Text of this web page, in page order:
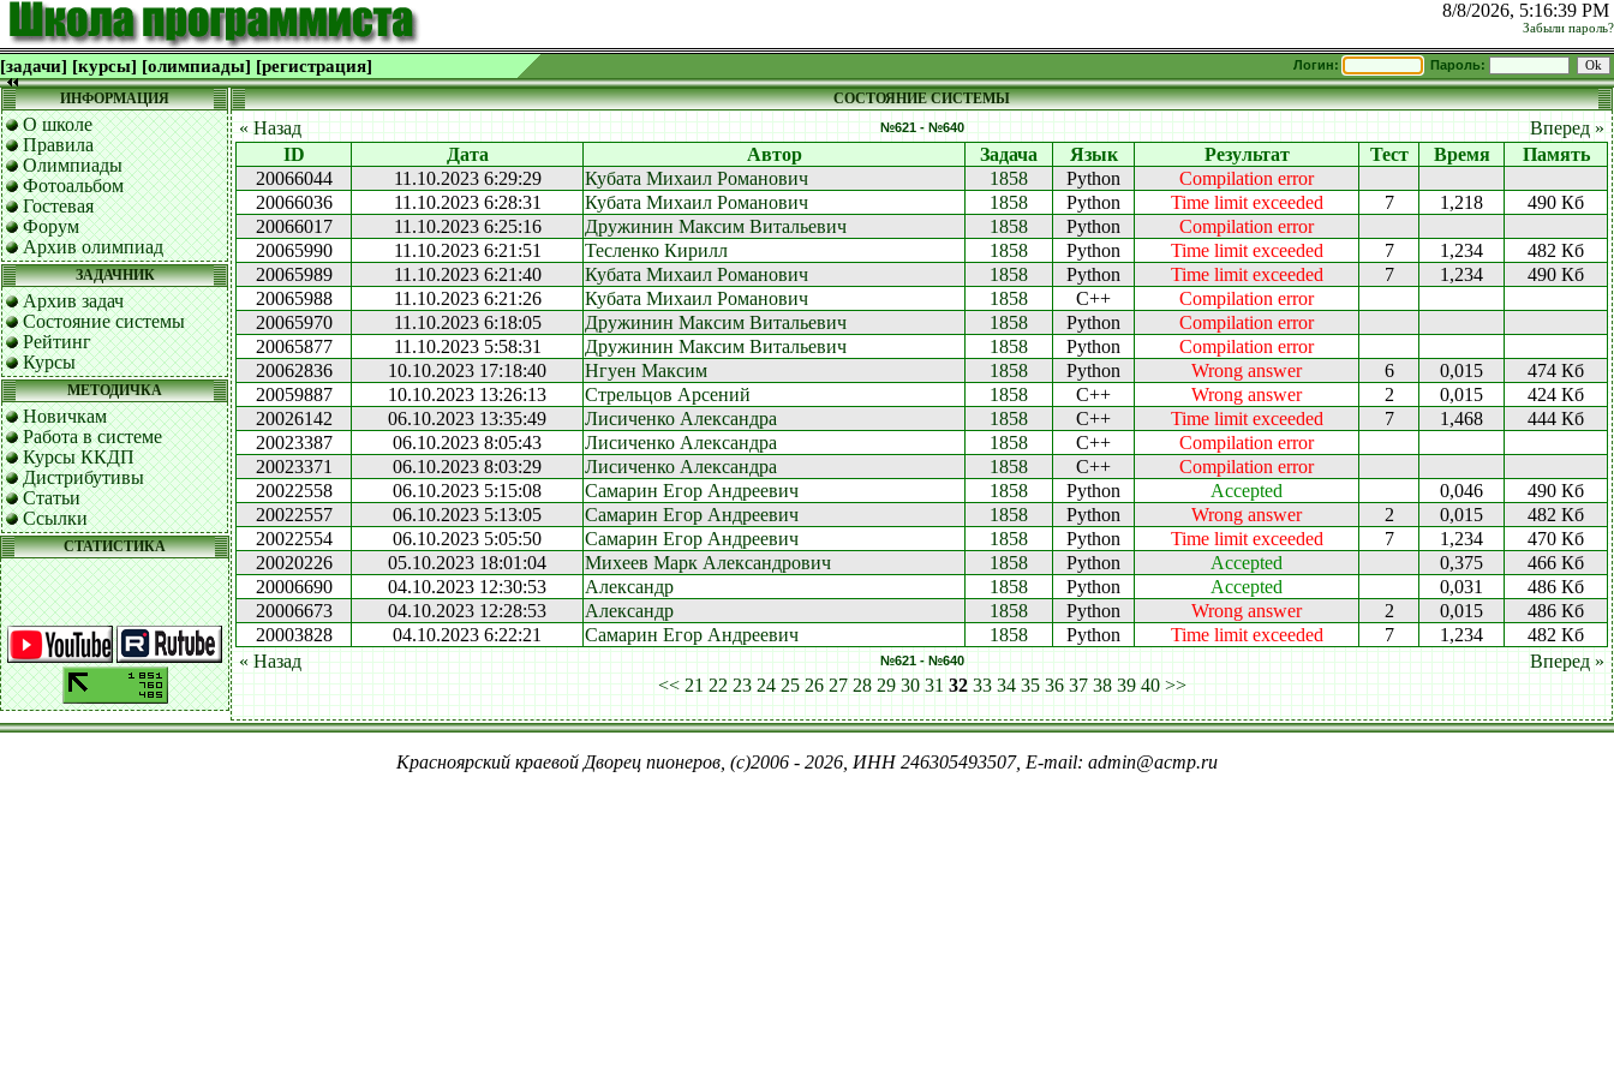
8/8/2026, 5:16:39 PM
Забыли пароль?
[задачи] [курсы] [олимпиады] [регистрация] Логин: Пароль:
ИНФОРМАЦИЯ
О школе
Правила
Олимпиады
Фотоальбом
Гостевая
Форум
Архив олимпиад
ЗАДАЧНИК
Архив задач
Состояние системы
Рейтинг
Курсы
МЕТОДИЧКА
Новичкам
Работа в системе
Курсы ККДП
Дистрибутивы
Статьи
Ссылки
СТАТИСТИКА
СОСТОЯНИЕ СИСТЕМЫ
« Назад №621 - №640
Вперед »
ID
Дата Автор Задача Язык Результат Тест Время
Память
20066044
11.10.2023 6:29:29 Кубата Михаил Романович 1858 Python
Compilation error
20066036
11.10.2023 6:28:31 Кубата Михаил Романович 1858 Python Time limit exceeded 7 1,218
490 Кб
20066017
11.10.2023 6:25:16 Дружинин Максим Витальевич 1858 Python
Compilation error
20065990
11.10.2023 6:21:51 Тесленко Кирилл 1858 Python Time limit exceeded 7 1,234
482 Кб
20065989
11.10.2023 6:21:40 Кубата Михаил Романович 1858 Python Time limit exceeded 7 1,234
490 Кб
20065988
11.10.2023 6:21:26 Кубата Михаил Романович 1858 C++
Compilation error
20065970
11.10.2023 6:18:05 Дружинин Максим Витальевич 1858 Python
Compilation error
20065877
11.10.2023 5:58:31 Дружинин Максим Витальевич 1858 Python
Compilation error
20062836
10.10.2023 17:18:40 Нгуен Максим 1858 Python Wrong answer 6 0,015
474 Кб
20059887
10.10.2023 13:26:13 Стрельцов Арсений 1858 C++ Wrong answer 2 0,015
424 Кб
20026142
06.10.2023 13:35:49 Лисиченко Александра 1858 C++ Time limit exceeded 7 1,468
444 Кб
20023387
06.10.2023 8:05:43 Лисиченко Александра 1858 C++
Compilation error
20023371
06.10.2023 8:03:29 Лисиченко Александра 1858 C++
Compilation error
20022558
06.10.2023 5:15:08 Самарин Егор Андреевич 1858 Python Accepted 0,046
490 Кб
20022557
06.10.2023 5:13:05 Самарин Егор Андреевич 1858 Python Wrong answer 2 0,015
482 Кб
20022554
06.10.2023 5:05:50 Самарин Егор Андреевич 1858 Python Time limit exceeded 7 1,234
470 Кб
20020226
05.10.2023 18:01:04 Михеев Марк Александрович 1858 Python Accepted 0,375
466 Кб
20006690
04.10.2023 12:30:53 Александр 1858 Python Accepted 0,031
486 Кб
20006673
04.10.2023 12:28:53 Александр 1858 Python Wrong answer 2 0,015
486 Кб
20003828
04.10.2023 6:22:21 Самарин Егор Андреевич 1858 Python Time limit exceeded 7 1,234
482 Кб
« Назад
№621 - №640
Вперед »
<< 21 22 23 24 25 26 27 28 29 30 31 32 33 34 35 36 37 38 39 40 >>
Красноярский краевой Дворец пионеров, (c)2006 - 2026, ИНН 246305493507, E-mail: admin@acmp.ru